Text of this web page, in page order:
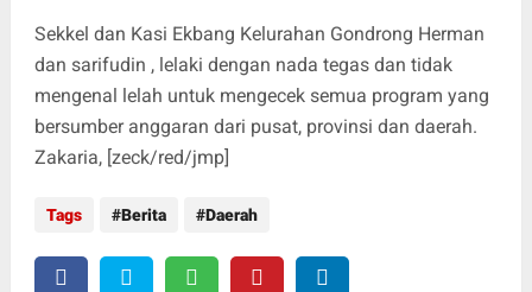
Sekkel dan Kasi Ekbang Kelurahan Gondrong Herman
dan sarifudin , lelaki dengan nada tegas dan tidak
mengenal lelah untuk mengecek semua program yang
bersumber anggaran dari pusat, provinsi dan daerah.
Zakaria, [zeck/red/jmp]
Tags Berita Daerah